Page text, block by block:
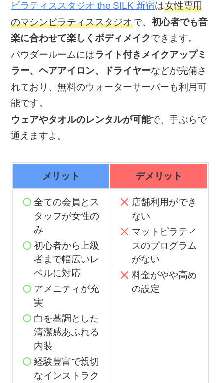
ピラティススタジオ the SILK 新宿は女性専用
のマシンピラティススタジオで、初心者でも音
楽に合わせて楽しくボディメイクできます。
パウダールームにはライト付きメイクアップミ
ラー、ヘアアイロン、ドライヤーなどが完備さ
れており、無料のウォーターサーバーも利用可
能です。
ウェアやタオルのレンタルが可能で、手ぶらで
通えますよ。
メリット デメリット
全ての会員とス
タッフが女性の
み
初心者から上級
者まで幅広いレ
ベルに対応
アメニティが充
実
白を基調とした
清潔感あふれる
内装
経験豊富で親切
なインストラク
店舗利用ができ
ない
マットピラティ
スのプログラム
がない
料金がやや高め
の設定